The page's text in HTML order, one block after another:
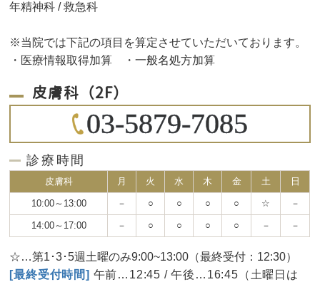
年精神科 / 救急科
※当院では下記の項目を算定させていただいております。
・医療情報取得加算 ・一般名処方加算
皮膚科（2F）
03-5879-7085
診療時間
皮膚科 月 火 水 木 金 土 日
10:00～13:00 － ○ ○ ○ ○ ☆ －
14:00～17:00 － ○ ○ ○ ○ － －
☆…第1･3･5週土曜のみ9:00~13:00（最終受付：12:30）
[最終受付時間] 午前…12:45 / 午後…16:45（土曜日は